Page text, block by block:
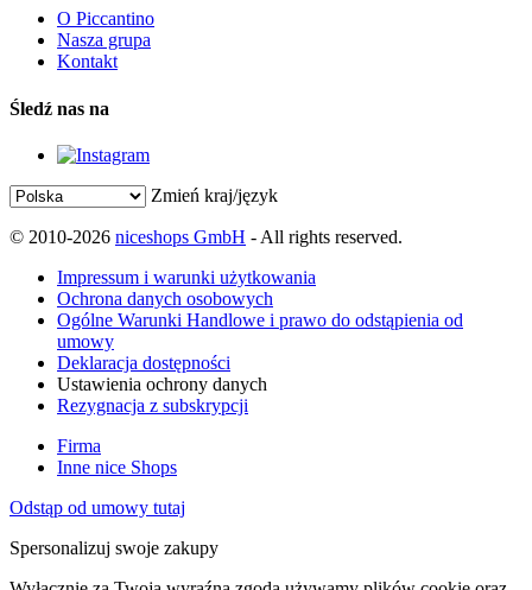
O Piccantino
Nasza grupa
Kontakt
Śledź nas na
Zmień kraj/język
© 2010-2026 niceshops GmbH - All rights reserved.
Impressum i warunki użytkowania
Ochrona danych osobowych
Ogólne Warunki Handlowe i prawo do odstąpienia od
umowy
Deklaracja dostępności
Ustawienia ochrony danych
Rezygnacja z subskrypcji
Firma
Inne nice Shops
Odstąp od umowy tutaj
Spersonalizuj swoje zakupy